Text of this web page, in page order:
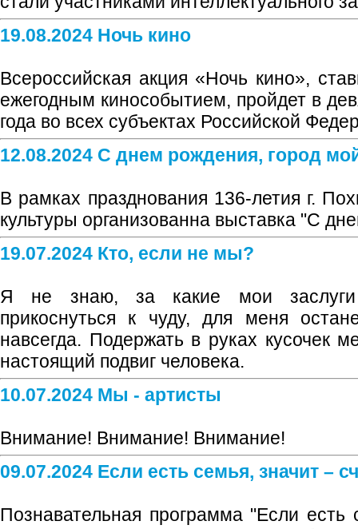
19.08.2024 Ночь кино
Всероссийская акция «Ночь кино»,
ежегодным кинособытием, пройдет в
года во всех субъектах Российской
12.08.2024 С днем рождения, город
В рамках празднования 136-летия г.
культуры организованна выставка "С
19.07.2024 Кто, если не мы?
Я не знаю, за какие мои
прикоснуться к чуду, для меня
навсегда. Подержать в руках кусочек
настоящий подвиг человека.
10.07.2024 Мы - артисты
Внимание! Внимание! Внимание!
09.07.2024 Если есть семья, значит –
Познавательная программа "Если есть